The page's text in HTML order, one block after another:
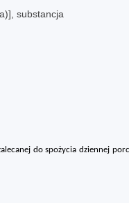
substancja
do spożycia dziennej